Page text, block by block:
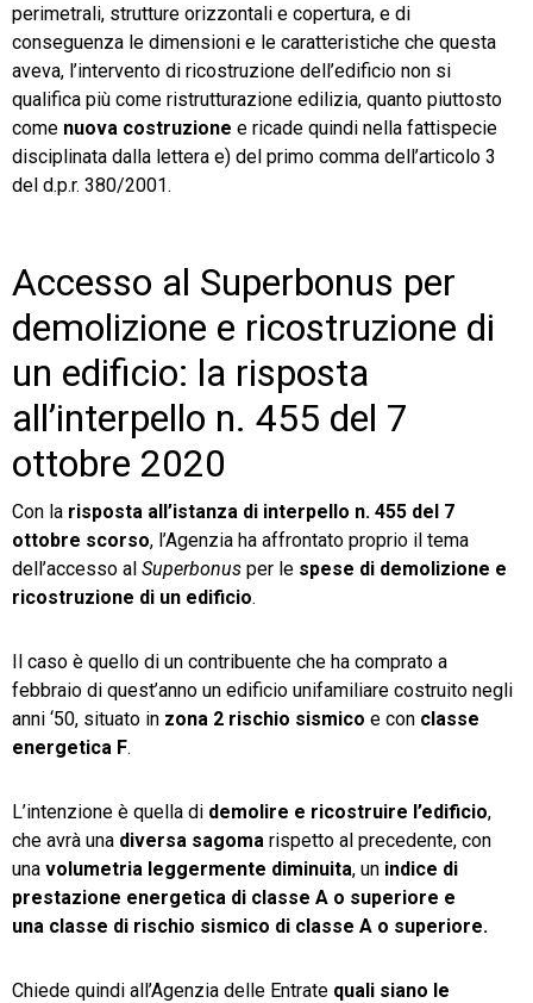
perimetrali, strutture orizzontali e copertura, e di
conseguenza le dimensioni e le caratteristiche che questa
aveva, l’intervento di ricostruzione dell’edificio non si
qualifica più come ristrutturazione edilizia, quanto piuttosto
come nuova costruzione e ricade quindi nella fattispecie
disciplinata dalla lettera e) del primo comma dell’articolo 3
del d.p.r. 380/2001.
Accesso al Superbonus per
demolizione e ricostruzione di
un edificio: la risposta
all’interpello n. 455 del 7
ottobre 2020
Con la risposta all’istanza di interpello n. 455 del 7
ottobre scorso, l’Agenzia ha affrontato proprio il tema
dell’accesso al Superbonus per le spese di demolizione e
ricostruzione di un edificio.
Il caso è quello di un contribuente che ha comprato a
febbraio di quest’anno un edificio unifamiliare costruito negli
anni ‘50, situato in zona 2 rischio sismico e con classe
energetica F.
L’intenzione è quella di demolire e ricostruire l’edificio,
che avrà una diversa sagoma rispetto al precedente, con
una volumetria leggermente diminuita, un indice di
prestazione energetica di classe A o superiore e
una classe di rischio sismico di classe A o superiore.
Chiede quindi all’Agenzia delle Entrate quali siano le